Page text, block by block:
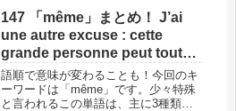
王子さま』という素晴らしい作品を遺
した、作者の価値観が伝わってきま
す。...
147 「même」まとめ！ J’ai
une autre excuse : cette
grande personne peut tout
comprendre, même les livres
pour enfants.
語順で意味が変わることも！今回のキ
ーワードは「même」です。少々特殊
と言われるこの単語は、主に3種類の